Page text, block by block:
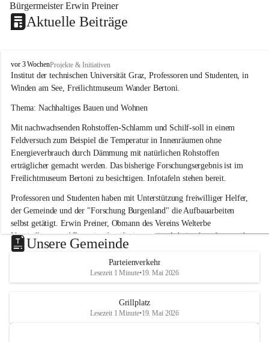
Bürgermeister Erwin Preiner
Aktuelle Beiträge
W
i
n
e
a
m
S
e
e
vor 3 WochenProjekte & Initiativen
Institut der technischen Universität Graz, Professoren und Studenten, in
Winden am See, Freilichtmuseum Wander Bertoni.
Thema: Nachhaltiges Bauen und Wohnen
Mit nachwachsenden Rohstoffen-Schlamm und Schilf-soll in einem
Feldversuch zum Beispiel die Temperatur in Innenräumen ohne
Energieverbrauch durch Dämmung mit natürlichen Rohstoffen
erträglicher gemacht werden. Das bisherige Forschungsergebnis ist im
Freilichtmuseum Bertoni zu besichtigen. Infotafeln stehen bereit.
Professoren und Studenten haben mit Unterstützung freiwilliger Helfer,
der Gemeinde und der "Forschung Burgenland" die Aufbauarbeiten
selbst getätigt. Erwin Preiner, Obmann des Vereins Welterbe
Neusiedlersee und Bgm. ist über die innovative Arbeit sehr erfreut und
hofft auf baldige praktische Anwendung der Forschungsergebnisse.
Gerade in Zeiten des Klimawandels ist jede technologische Innovation
wichtig!
Unsere Gemeinde
Parteienverkehr
Lesezeit 1 Minute•19. Mai 2026
Grillplatz
Lesezeit 1 Minute•19. Mai 2026